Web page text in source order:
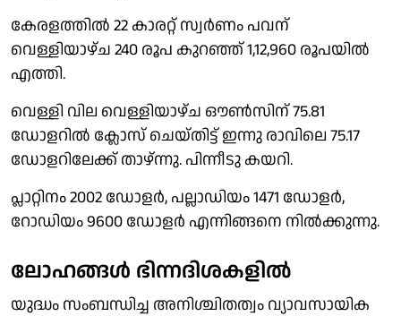
കേരളത്തില്‍ 22 കാരറ്റ് സ്വര്‍ണം പവന്
വെള്ളിയാഴ്ച 240 രൂപ കുറഞ്ഞ് 1,12,960 രൂപയില്‍
എത്തി.
വെള്ളി വില വെള്ളിയാഴ്ച ഔണ്‍സിന് 75.81
ഡോളറില്‍ ക്ലോസ് ചെയ്തിട്ട് ഇന്നു രാവിലെ 75.17
ഡോളറിലേക്ക് താഴ്ന്നു. പിന്നീടു കയറി.
പ്ലാറ്റിനം 2002 ഡോളര്‍, പല്ലാഡിയം 1471 ഡോളര്‍,
റോഡിയം 9600 ഡോളര്‍ എന്നിങ്ങനെ നില്‍ക്കുന്നു.
ലോഹങ്ങള്‍ ഭിന്നദിശകളില്‍
യുദ്ധം സംബന്ധിച്ച അനിശ്ചിതത്വം വ്യാവസായിക